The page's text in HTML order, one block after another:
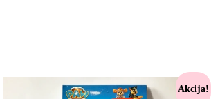
Akcija!